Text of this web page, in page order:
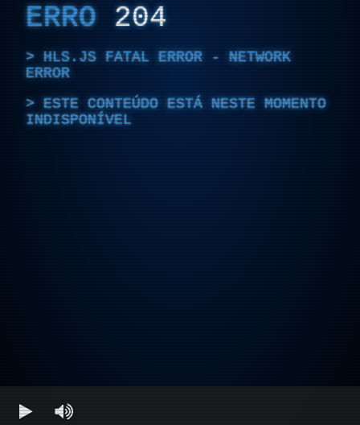
ERRO 204
HLS.JS FATAL ERROR - NETWORK
ERROR
ESTE CONTEÚDO ESTÁ NESTE MOMENTO
INDISPONÍVEL